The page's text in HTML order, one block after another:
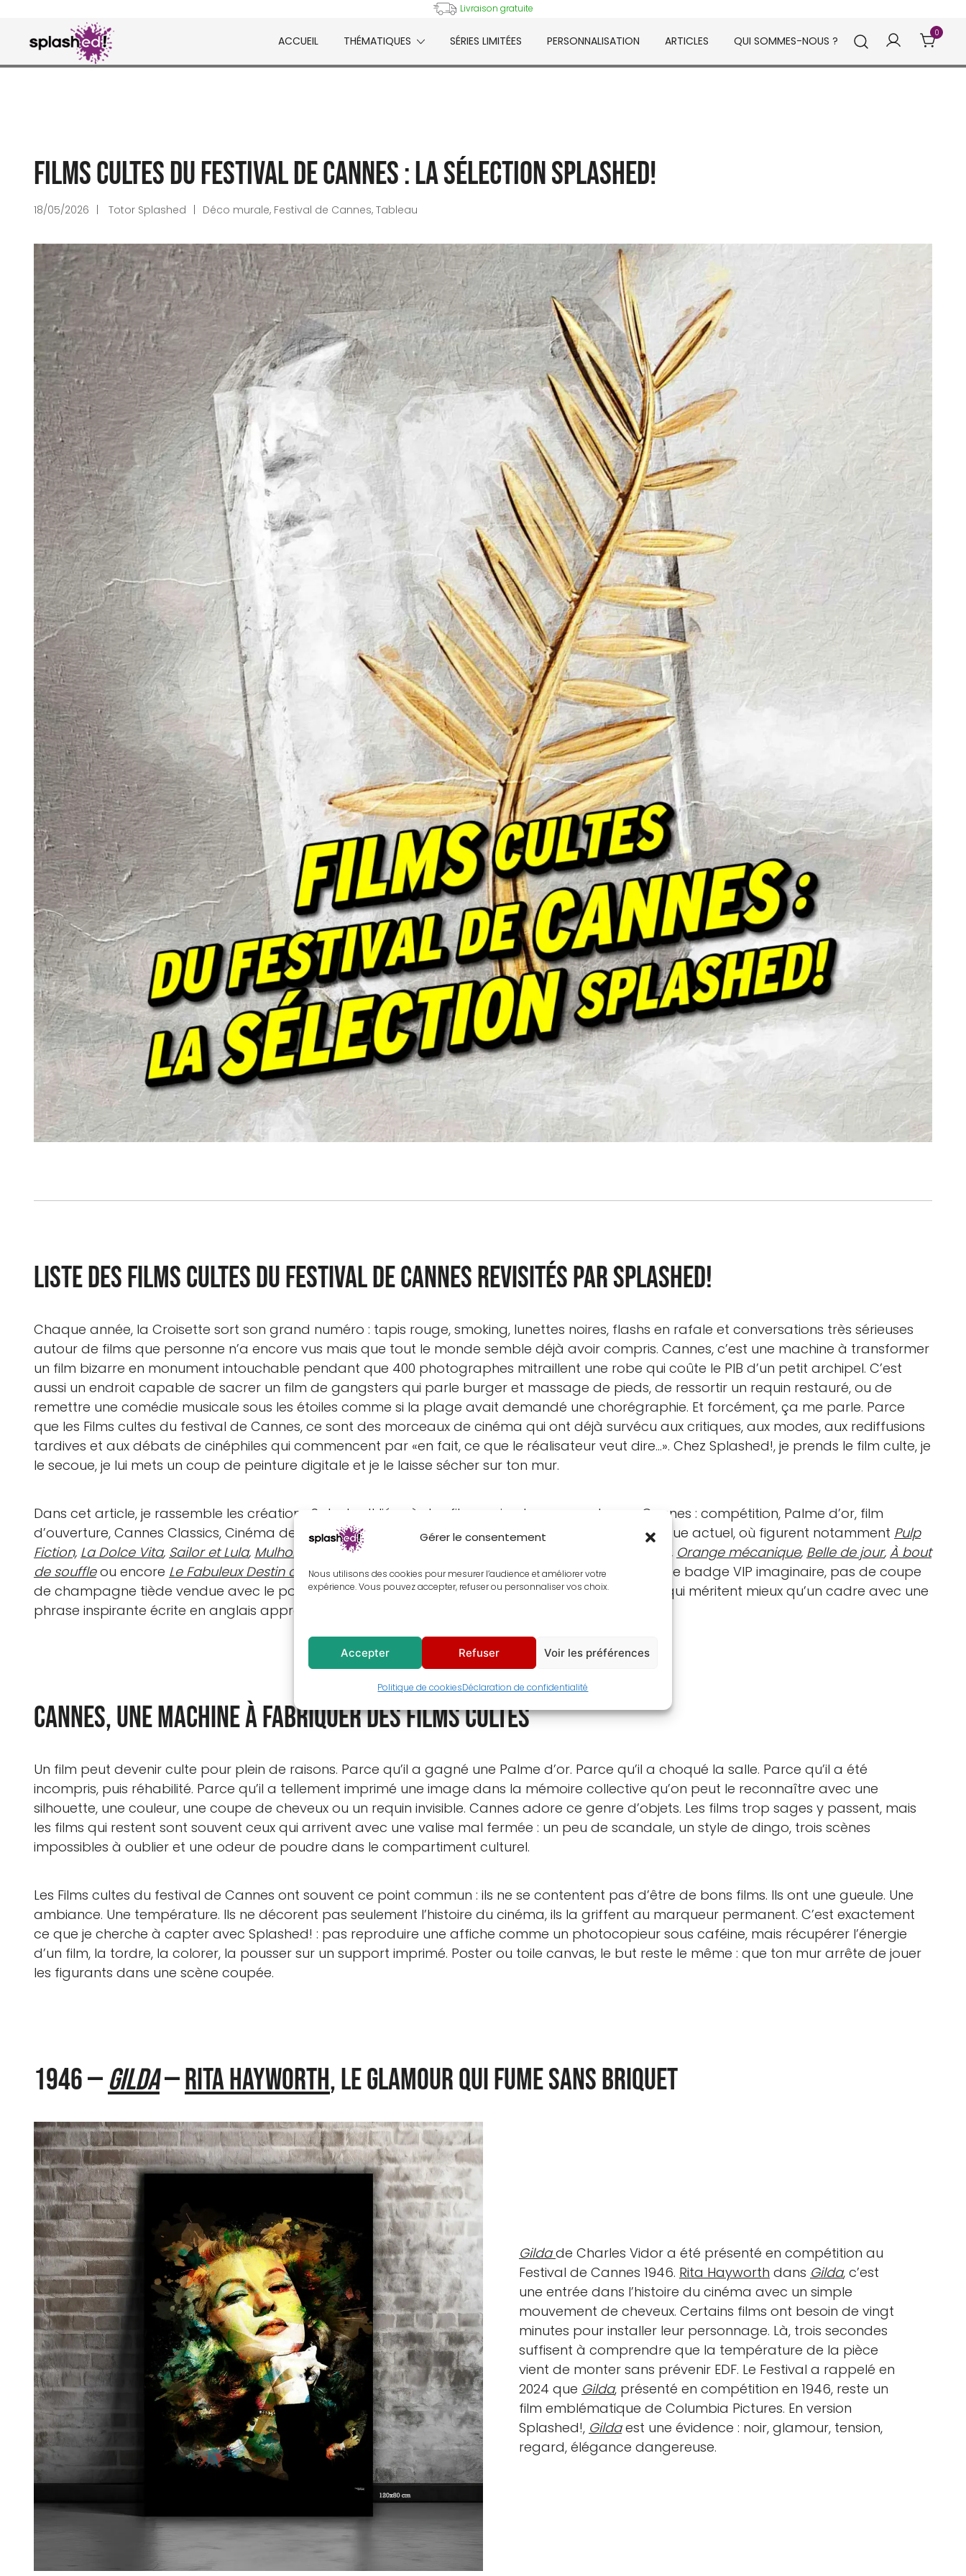
Gérer le consentement
Nous utilisons des cookies pour mesurer l’audience et améliorer votre
expérience. Vous pouvez accepter, refuser ou personnaliser vos choix.
Accepter Refuser Voir les préférences
Politique de cookiesDéclaration de confidentialité
content
Livraison gratuite
ACCUEIL THÉMATIQUES SÉRIES LIMITÉES PERSONNALISATION ARTICLES QUI SOMMES-NOUS ?
0
Films cultes du Festival de Cannes : la sélection Splashed!
18/05/2026 Totor Splashed Déco murale, Festival de Cannes, Tableau
Liste des films cultes du Festival de Cannes revisités par Splashed!
Chaque année, la Croisette sort son grand numéro : tapis rouge, smoking, lunettes noires, flashs en rafale et conversations très sérieuses
autour de films que personne n’a encore vus mais que tout le monde semble déjà avoir compris. Cannes, c’est une machine à transformer
un film bizarre en monument intouchable pendant que 400 photographes mitraillent une robe qui coûte le PIB d’un petit archipel. C’est
aussi un endroit capable de sacrer un film de gangsters qui parle burger et massage de pieds, de ressortir un requin restauré, ou de
remettre une comédie musicale sous les étoiles comme si la plage avait demandé une chorégraphie. Et forcément, ça me parle. Parce
que les Films cultes du festival de Cannes, ce sont des morceaux de cinéma qui ont déjà survécu aux critiques, aux modes, aux rediffusions
tardives et aux débats de cinéphiles qui commencent par «en fait, ce que le réalisateur veut dire…». Chez Splashed!, je prends le film culte, je
le secoue, je lui mets un coup de peinture digitale et je le laisse sécher sur ton mur.
Dans cet article, je rassemble les créations Splashed! liées à des films qui ont un rapport avec Cannes : compétition, Palme d’or, film
d’ouverture, Cannes Classics, Cinéma de la Plage ou séance spéciale. La liste part de mon catalogue actuel, où figurent notamment Pulp
Fiction, La Dolce Vita, Sailor et Lula, Mulholland Drive, , Orange mécanique, Belle de jour, À bout
de souffleou encore Le Fabuleux Destin d’Amélie Poulain. Pas de «collection officielle Cannes», pas de badge VIP imaginaire, pas de coupe
de champagne tiède vendue avec le poster. Juste du cinéma, de la peinture digitale, et des murs qui méritent mieux qu’un cadre avec une
phrase inspirante écrite en anglais approximatif.
Cannes, une machine à fabriquer des films cultes
Un film peut devenir culte pour plein de raisons. Parce qu’il a gagné une Palme d’or. Parce qu’il a choqué la salle. Parce qu’il a été
incompris, puis réhabilité. Parce qu’il a tellement imprimé une image dans la mémoire collective qu’on peut le reconnaître avec une
silhouette, une couleur, une coupe de cheveux ou un requin invisible. Cannes adore ce genre d’objets. Les films trop sages y passent, mais
les films qui restent sont souvent ceux qui arrivent avec une valise mal fermée : un peu de scandale, un style de dingo, trois scènes
impossibles à oublier et une odeur de poudre dans le compartiment culturel.
Les Films cultes du festival de Cannes ont souvent ce point commun : ils ne se contentent pas d’être de bons films. Ils ont une gueule. Une
ambiance. Une température. Ils ne décorent pas seulement l’histoire du cinéma, ils la griffent au marqueur permanent. C’est exactement
ce que je cherche à capter avec Splashed! : pas reproduire une affiche comme un photocopieur sous caféine, mais récupérer l’énergie
d’un film, la tordre, la colorer, la pousser sur un support imprimé. Poster ou toile canvas, le but reste le même : que ton mur arrête de jouer
les figurants dans une scène coupée.
1946 —Gilda—Rita Hayworth, le glamour qui fume sans briquet
Gilda de Charles Vidor a été présenté en compétition au
Festival de Cannes 1946. Rita Hayworth dans Gilda, c’est
une entrée dans l’histoire du cinéma avec un simple
mouvement de cheveux. Certains films ont besoin de vingt
minutes pour installer leur personnage. Là, trois secondes
suffisent à comprendre que la température de la pièce
vient de monter sans prévenir EDF. Le Festival a rappelé en
2024 que Gilda, présenté en compétition en 1946, reste un
film emblématique de Columbia Pictures. En version
Splashed!, Gildaest une évidence : noir, glamour, tension,
regard, élégance dangereuse.